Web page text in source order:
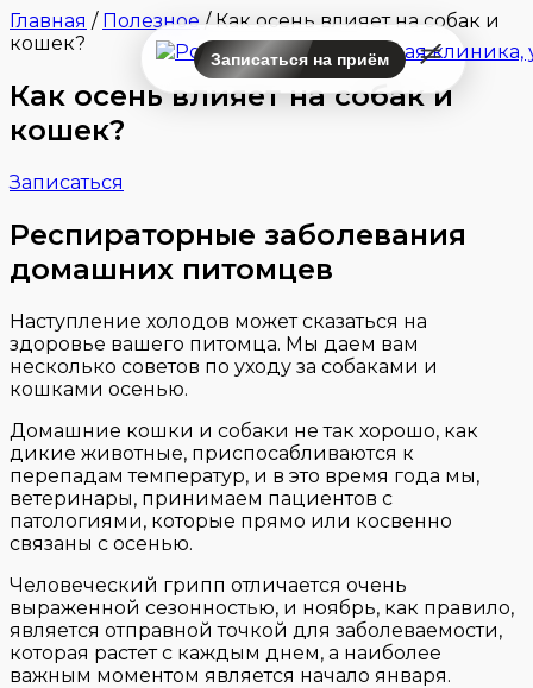
Записаться на приём
Главная / Полезное / Как осень влияет на собак и
кошек?
Как осень влияет на собак и
кошек?
Записаться
Респираторные заболевания
домашних питомцев
Наступление холодов может сказаться на
здоровье вашего питомца. Мы даем вам
несколько советов по уходу за собаками и
кошками осенью.
Домашние кошки и собаки не так хорошо, как
дикие животные, приспосабливаются к
перепадам температур, и в это время года мы,
ветеринары, принимаем пациентов с
патологиями, которые прямо или косвенно
связаны с осенью.
Человеческий грипп отличается очень
выраженной сезонностью, и ноябрь, как правило,
является отправной точкой для заболеваемости,
которая растет с каждым днем, а наиболее
важным моментом является начало января.